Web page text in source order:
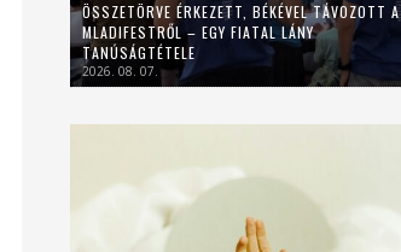
ÖSSZETÖRVE ÉRKEZETT, BÉKÉVEL TÁVOZOTT A
MLADIFESTRŐL – EGY FIATAL LÁNY
TANÚSÁGTÉTELE
2026. 08. 07.